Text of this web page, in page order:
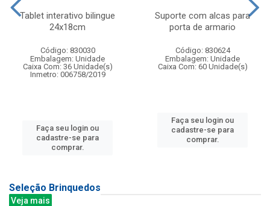
Tablet interativo bilingue
24x18cm
Código: 830030
Embalagem: Unidade
Caixa Com: 36 Unidade(s)
Inmetro: 006758/2019
Faça seu login ou
cadastre-se para
comprar.
Suporte com alcas para
porta de armario
Código: 830624
Embalagem: Unidade
Caixa Com: 60 Unidade(s)
Faça seu login ou
cadastre-se para
comprar.
Seleção Brinquedos
Veja mais